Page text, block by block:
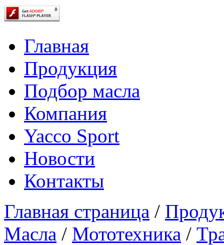
Главная
Продукция
Подбор масла
Компания
Yacco Sport
Новости
Контакты
Главная страница /
Масла / Мототехника /